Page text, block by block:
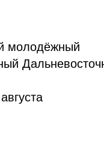
молодёжный